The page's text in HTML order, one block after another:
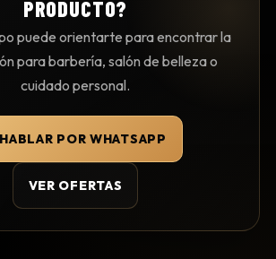
PRODUCTO?
puede orientarte para encontrar la
para barbería, salón de belleza o
cuidado personal.
HABLAR POR WHATSAPP
VER OFERTAS